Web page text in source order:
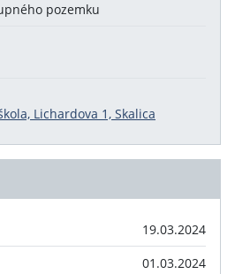
pozemku
Lichardova 1, Skalica
19.03.2024
01.03.2024